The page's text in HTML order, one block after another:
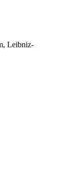
Leibniz-